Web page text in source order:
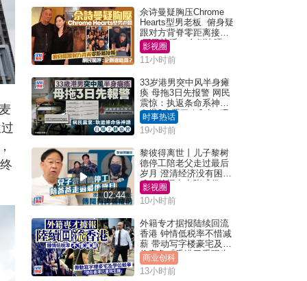
佘诗曼疑胸压Chrome
Hearts型男老板 俯身疑
跟对方背脊零距离接触
网民惊呼：企侧边唔
得？
影视圈
11小时前
33岁港男突中风半身瘫
痪 母拖3日先报警 网民
震惊：执返条命系神迹
自爆2个恶习｜Juicy叮
时事热话
19小时前
02:44
黎彼得离世丨儿子黎树
德停工陪老父走过最后
岁月 澄清经济没有困
难：传闻有夸张成份
影视圈
10小时前
外籍专才据报陆续回流
香港 钟情低税率不惜减
薪 带动写字楼豪宅及学
位竞争「香港已重现生
机」
商业创科
13小时前